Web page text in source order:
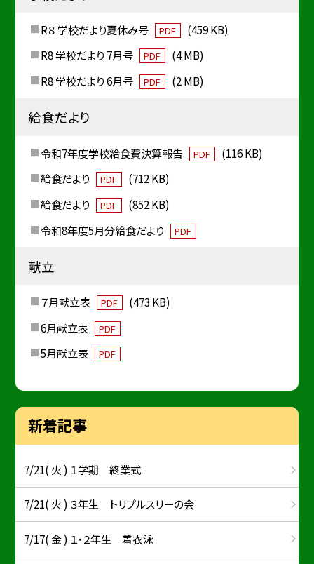
R８ 学校だより夏休み号 PDF
(459 KB)
R8 学校だより 7月号
PDF
(4 MB)
R8 学校だより 6月号
PDF (2 MB)
給食だより
令和7年度学校給食費決算報告 PDF
(116 KB)
給食だより
PDF
(712 KB)
給食だより
PDF
(852 KB)
令和8年度5月分給食だより
PDF
献立
７月献立表 PDF
(473 KB)
6月献立表
PDF
5月献立表 PDF
新着記事
7/21( 火 ) １学期 終業式
7/21( 火 ) ３年生 トリプルスリーの会
7/17( 金 ) １・２年生 着衣泳